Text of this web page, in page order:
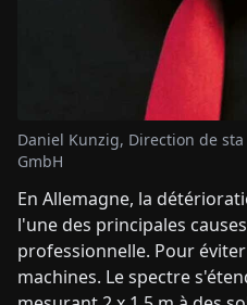
Daniel Kunzig, Direction de
GmbH
En Allemagne, la
l'une des principales
professionnelle. Pour
machines. Le spectre